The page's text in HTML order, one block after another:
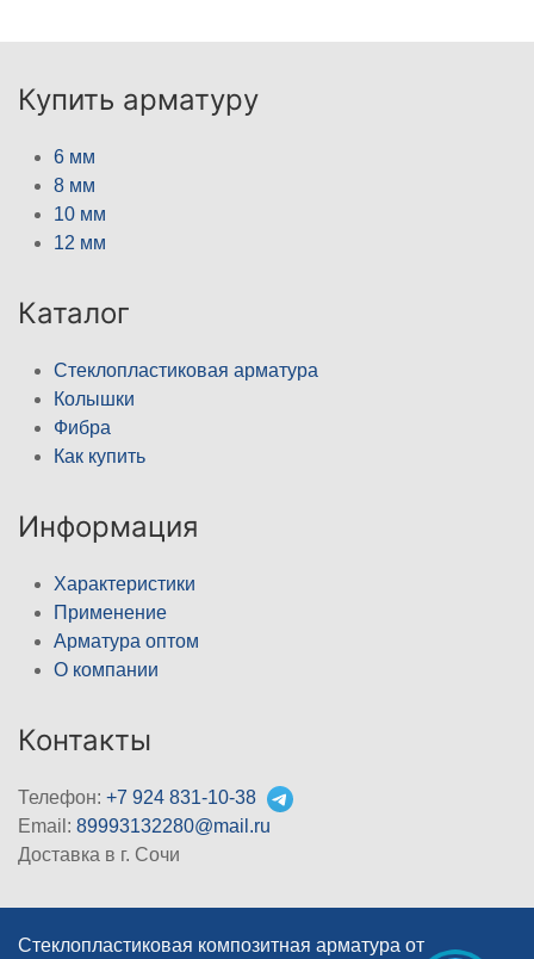
Купить арматуру
6 мм
8 мм
10 мм
12 мм
Каталог
Стеклопластиковая арматура
Колышки
Фибра
Как купить
Информация
Характеристики
Применение
Арматура оптом
О компании
Контакты
Телефон: +7 924 831-10-38
Email: 89993132280@mail.ru
Доставка в г. Сочи
Стеклопластиковая композитная арматура от